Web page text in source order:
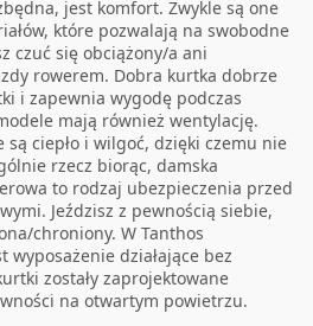
jest komfort. Zwykle są one
które pozwalają na swobodne
czuć się obciążony/a ani
rowerem. Dobra kurtka dobrze
i zapewnia wygodę podczas
mają również wentylację.
ciepło i wilgoć, dzięki czemu nie
rzecz biorąc, damska
to rodzaj ubezpieczenia przed
Jeździsz z pewnością siebie,
chroniony. W Tanthos
wyposażenie działające bez
zostały zaprojektowane
na otwartym powietrzu.